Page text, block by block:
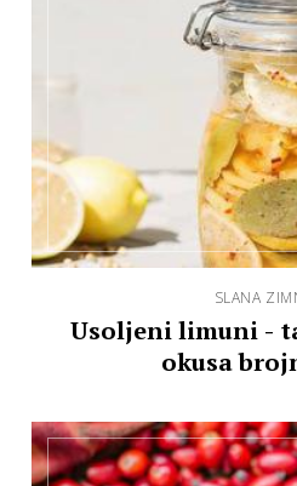
SLANA
Usoljeni limuni -
okusa